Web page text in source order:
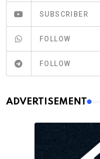
SUBSCRIBER
FOLLOW
FOLLOW
ADVERTISEMENT